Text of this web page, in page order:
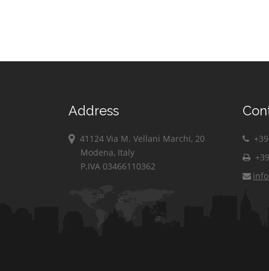
Address
41124 Via M. Vellani Marchi, 20
Modena, Italy
P.IVA 03466110362